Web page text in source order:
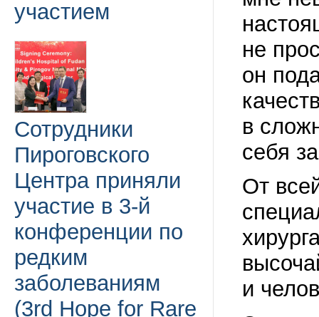
участием
Сотрудники
Пироговского
Центра приняли
участие в 3-й
конференции по
редким
заболеваниям
(3rd Hope for Rare
не
он
в
себя
От
и